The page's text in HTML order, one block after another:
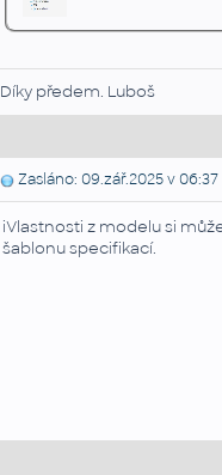
Díky předem. Luboš
Zasláno: 09.zář.2025 v 06:37
iVlastnosti z modelu si
šablonu specifikací.